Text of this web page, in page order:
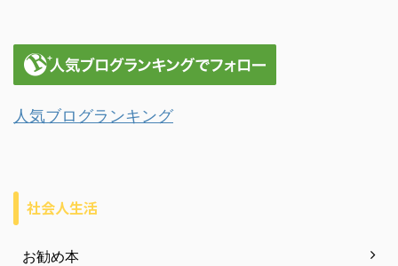
人気ブログランキング
社会人生活
お勧め本